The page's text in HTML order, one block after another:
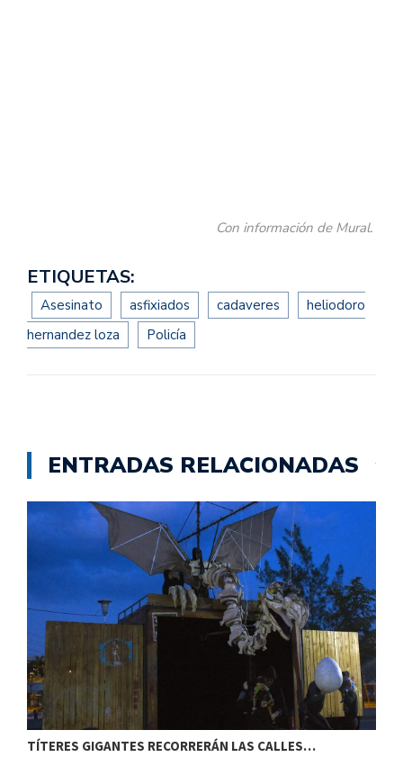
Con información de Mural.
ETIQUETAS:
Asesinato asfixiados cadaveres
heliodoro
hernandez loza
Policía
ENTRADAS RELACIONADAS
TÍTERES GIGANTES RECORRERÁN LAS CALLES…